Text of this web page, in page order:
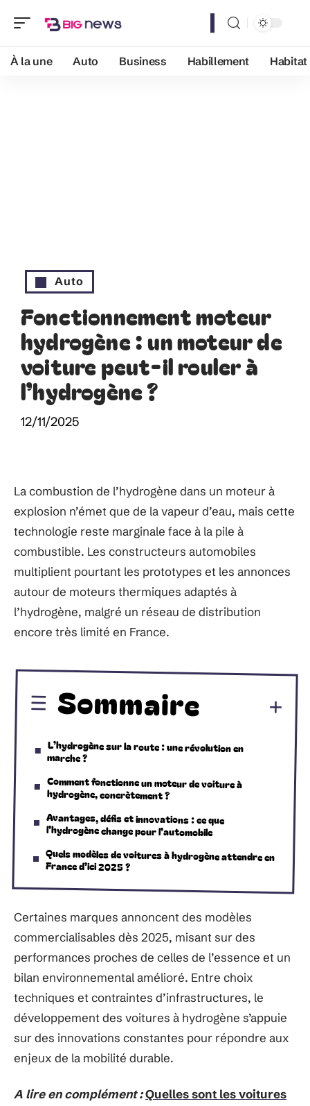
À la une Auto Business Habillement Habitat
Auto
Fonctionnement moteur
hydrogène : un moteur de
voiture peut-il rouler à
l’hydrogène ?
12/11/2025
La combustion de l’hydrogène dans un moteur à
explosion n’émet que de la vapeur d’eau, mais cette
technologie reste marginale face à la pile à
combustible. Les constructeurs automobiles
multiplient pourtant les prototypes et les annonces
autour de moteurs thermiques adaptés à
l’hydrogène, malgré un réseau de distribution
encore très limité en France.
Sommaire
L’hydrogène sur la route : une révolution en
marche ?
Comment fonctionne un moteur de voiture à
hydrogène, concrètement ?
Avantages, défis et innovations : ce que
l’hydrogène change pour l’automobile
Quels modèles de voitures à hydrogène attendre en
France d’ici 2025 ?
Certaines marques annoncent des modèles
commercialisables dès 2025, misant sur des
performances proches de celles de l’essence et un
bilan environnemental amélioré. Entre choix
techniques et contraintes d’infrastructures, le
développement des voitures à hydrogène s’appuie
sur des innovations constantes pour répondre aux
enjeux de la mobilité durable.
A lire en complément :Quelles sont les voitures